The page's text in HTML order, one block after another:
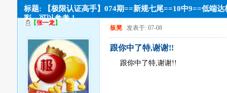
标题: 【极限认证高手】074期==新规七尾==10中9==低端达
彩。可以参考！
【张一龙】
板凳 发表于: 07-08
跟你中了特,谢谢!!
跟你中了特,谢谢!!